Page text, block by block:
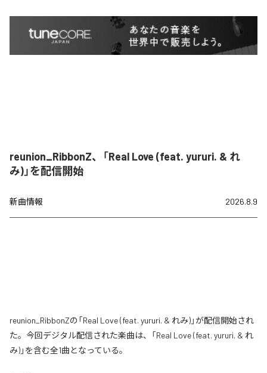
reunion_RibbonZ、「Real Love (feat. yururi. & れ
み)」を配信開始
新曲情報 2026.8.9
reunion_RibbonZの「Real Love (feat. yururi. & れみ)」が配信開始され
た。今回デジタル配信された楽曲は、「Real Love (feat. yururi. & れ
み)」を含む全1曲となっている。